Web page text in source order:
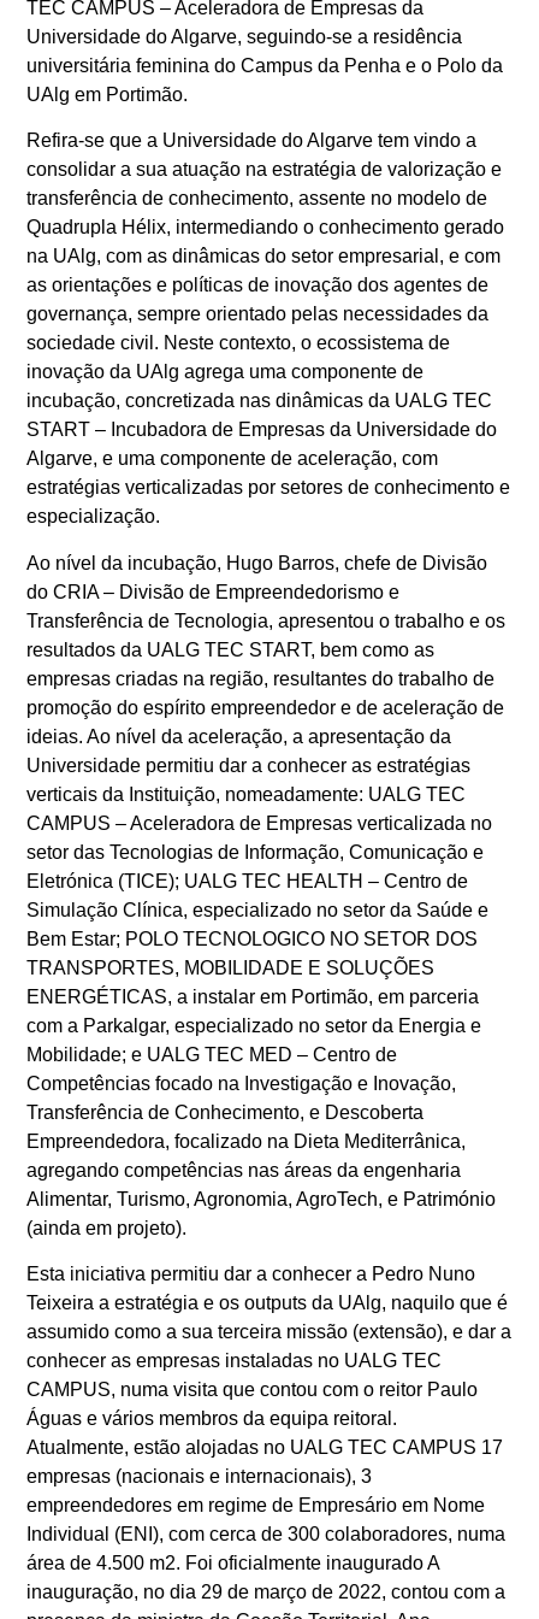
TEC CAMPUS – Aceleradora de Empresas da
Universidade do Algarve, seguindo-se a residência
universitária feminina do Campus da Penha e o Polo da
UAlg em Portimão.
Refira-se que a Universidade do Algarve tem vindo a
consolidar a sua atuação na estratégia de valorização e
transferência de conhecimento, assente no modelo de
Quadrupla Hélix, intermediando o conhecimento gerado
na UAlg, com as dinâmicas do setor empresarial, e com
as orientações e políticas de inovação dos agentes de
governança, sempre orientado pelas necessidades da
sociedade civil. Neste contexto, o ecossistema de
inovação da UAlg agrega uma componente de
incubação, concretizada nas dinâmicas da UALG TEC
START – Incubadora de Empresas da Universidade do
Algarve, e uma componente de aceleração, com
estratégias verticalizadas por setores de conhecimento e
especialização.
Ao nível da incubação, Hugo Barros, chefe de Divisão
do CRIA – Divisão de Empreendedorismo e
Transferência de Tecnologia, apresentou o trabalho e os
resultados da UALG TEC START, bem como as
empresas criadas na região, resultantes do trabalho de
promoção do espírito empreendedor e de aceleração de
ideias. Ao nível da aceleração, a apresentação da
Universidade permitiu dar a conhecer as estratégias
verticais da Instituição, nomeadamente: UALG TEC
CAMPUS – Aceleradora de Empresas verticalizada no
setor das Tecnologias de Informação, Comunicação e
Eletrónica (TICE); UALG TEC HEALTH – Centro de
Simulação Clínica, especializado no setor da Saúde e
Bem Estar; POLO TECNOLOGICO NO SETOR DOS
TRANSPORTES, MOBILIDADE E SOLUÇÕES
ENERGÉTICAS, a instalar em Portimão, em parceria
com a Parkalgar, especializado no setor da Energia e
Mobilidade; e UALG TEC MED – Centro de
Competências focado na Investigação e Inovação,
Transferência de Conhecimento, e Descoberta
Empreendedora, focalizado na Dieta Mediterrânica,
agregando competências nas áreas da engenharia
Alimentar, Turismo, Agronomia, AgroTech, e Património
(ainda em projeto).
Esta iniciativa permitiu dar a conhecer a Pedro Nuno
Teixeira a estratégia e os outputs da UAlg, naquilo que é
assumido como a sua terceira missão (extensão), e dar a
conhecer as empresas instaladas no UALG TEC
CAMPUS, numa visita que contou com o reitor Paulo
Águas e vários membros da equipa reitoral.
Atualmente, estão alojadas no UALG TEC CAMPUS 17
empresas (nacionais e internacionais), 3
empreendedores em regime de Empresário em Nome
Individual (ENI), com cerca de 300 colaboradores, numa
área de 4.500 m2. Foi oficialmente inaugurado A
inauguração, no dia 29 de março de 2022, contou com a